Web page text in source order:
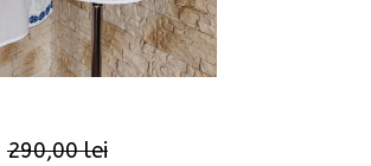
290,00lei